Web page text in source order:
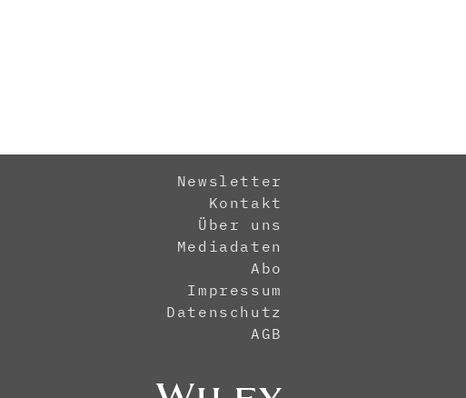
Newsletter
Kontakt
Über uns
Mediadaten
Abo
Impressum
Datenschutz
AGB